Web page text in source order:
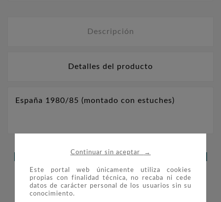
Continuar sin aceptar →
Este portal web únicamente utiliza cookies
propias con finalidad técnica, no recaba ni cede
datos de carácter personal de los usuarios sin su
conocimiento.
Descripción
Detalles del producto
España 1980/85 (montado con estuches)
LOS CLIENTES QUE ADQUIRIERON
ESTE PRODUCTO TAMBIÉN
COMPRARON: